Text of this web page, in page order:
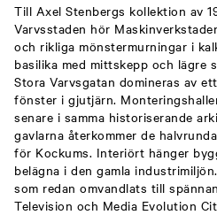
Till Axel Stenbergs kollektion av
Varvsstaden hör
och rikliga mönstermurningar i
basilika med mittskepp och lägre
Stora Varvsgatan domineras av
fönster i gjutjärn.
senare i samma historiserande
gavlarna återkommer de
för Kockums. Interiört hänger
belägna i den gamla
som redan omvandlats till
Television och Media Evolution